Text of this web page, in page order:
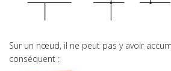
Sur un nœud, il ne peut pas y avoir
conséquent :
Traiter
Asservissement
Diagrammes État-Transition